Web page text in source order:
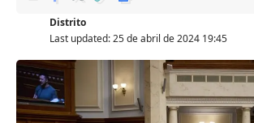
Last updated: 25 de abril de 2024 19:45
Distrito